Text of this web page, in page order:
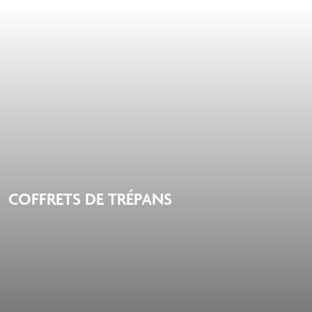
COFFRETS DE TRÉPANS